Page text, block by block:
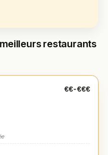
restaurants
€€-€€€